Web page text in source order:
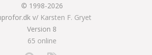
© 1998-2026
v/ Karsten F. Gryet
Version 8
65 online